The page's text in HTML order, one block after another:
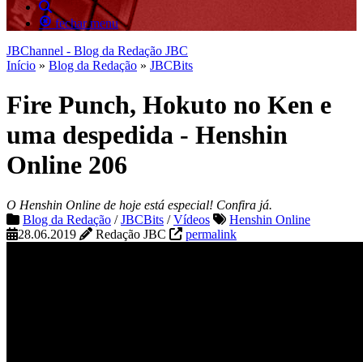
fechar menu
JBChannel - Blog da Redação JBC
Início » Blog da Redação » JBCBits
Fire Punch, Hokuto no Ken e
uma despedida - Henshin
Online 206
O Henshin Online de hoje está especial! Confira já.
Blog da Redação /JBCBits /Vídeos
Henshin Online
28.06.2019
Redação JBC permalink